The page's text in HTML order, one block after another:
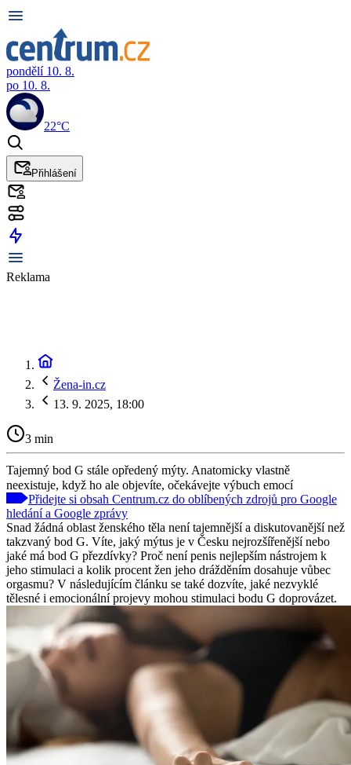
pondělí 10. 8.
po 10. 8.
22°C
Přihlášení
Reklama
Žena-in.cz
13. 9. 2025, 18:00
3 min
Tajemný bod G stále opředený mýty. Anatomicky vlastně
neexistuje, když ho ale objevíte, očekávejte výbuch emocí
Přidejte si obsah Centrum.cz do oblíbených zdrojů pro Google
hledání a Google zprávy
Snad žádná oblast ženského těla není tajemnější a diskutovanější než
takzvaný bod G. Víte, jak‎ý mýtus je v Česku nejrozšířenější nebo
jaké má bod G přezdívky? Proč není penis nejlepším nástrojem k
jeho stimulaci a kolik procent žen jeho drážděním dosahuje vůbec
orgasmu? V následujícím článku se také dozvíte, jaké nezvyklé
tělesné i emocionální projevy mohou stimulaci bodu G doprovázet.